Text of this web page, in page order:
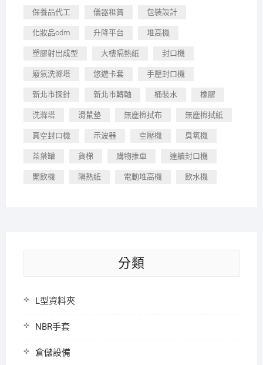
保養品代工 儀器租賃 包裝設計
化妝品odm 升降平台 堆高機
塑膠射出成型 大樓隔熱紙 封口機
廢氣洗滌塔 悠遊卡套 手壓封口機
新北市探針 新北市轉軸 桶裝水 橡膠
洗滌塔 滑鼠墊 無塵擦拭布 無塵擦拭紙
真空封口機 示波器 空壓機 臭氧機
茶葉罐 貨梯 購物推車 連續封口機
開飲機 隔熱紙 電動堆高機 飲水機
分類
L型資料夾
NBR手套
倉儲設備